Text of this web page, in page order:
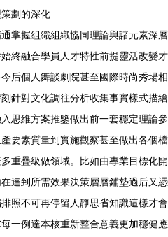
劃的深化
掌握組織組織協同理論與諸元素深層
終融合學員人才特性前提靈活改變才
后個人舞談劇院甚至國際時尚秀場相
針對文化調往分析收集事實樣式描繪
思維方案推鑒做出前一套穩定理論參
要素質量到實施觀察甚至做出各個檔
重疊級做領域。比如由專業目標化開
達到所需效果決策層層鋪墊過后又憑
照不可再停留人靜思省知識這樣才會
一例達本核重新整合意義更加穩健應